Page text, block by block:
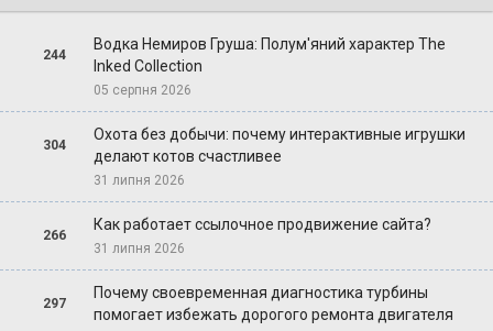
244
Водка Немиров Груша: Полум'яний характер The
Inked Collection
05 серпня 2026
304
Охота без добычи: почему интерактивные игрушки
делают котов счастливее
31 липня 2026
266
Как работает ссылочное продвижение сайта?
31 липня 2026
297
Почему своевременная диагностика турбины
помогает избежать дорогого ремонта двигателя